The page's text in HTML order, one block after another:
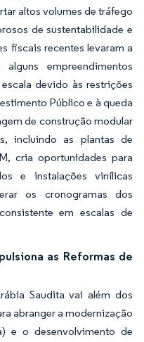
altos volumes de tráfego
de sustentabilidade e
fiscais recentes levaram a
empreendimentos
devido às restrições
Público e à queda
de construção modular
incluindo as plantas de
cria oportunidades para
e instalações vinílicas
os cronogramas dos
em escalas de
as Reformas de
Saudita vai além dos
abranger a modernização
e o desenvolvimento de